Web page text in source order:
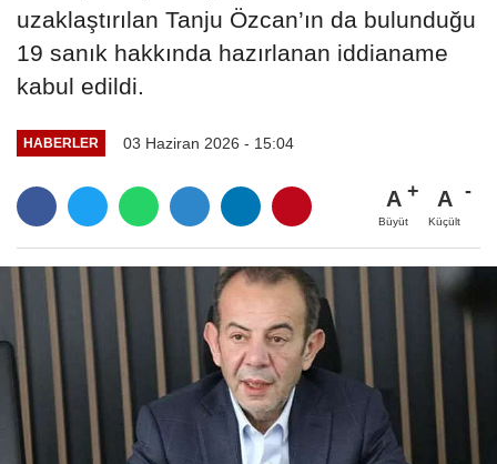
uzaklaştırılan Tanju Özcan’ın da bulunduğu
19 sanık hakkında hazırlanan iddianame
kabul edildi.
HABERLER 03 Haziran 2026 - 15:04
A
Büyüt
A
Küçült